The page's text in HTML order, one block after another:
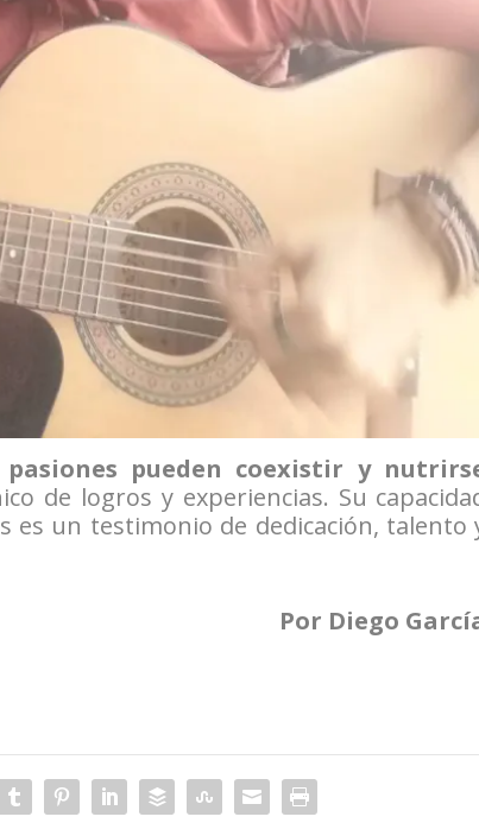
pueden coexistir y
de logros y experiencias. Su
es un testimonio de dedicación, talento
Por Diego